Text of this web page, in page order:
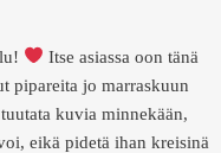
Itse asiassa oon tänä
pipareita jo marraskuun
kuvia minnekään,
eikä pidetä ihan kreisinä